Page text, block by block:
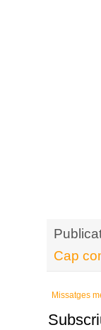
Cap
Missatges